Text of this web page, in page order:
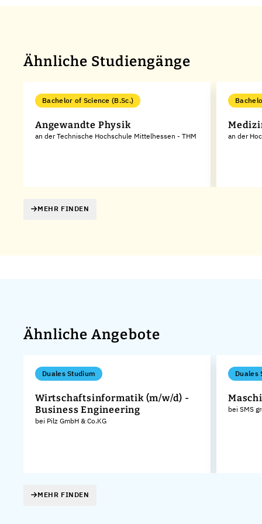
Ähnliche Studiengänge
Bachelor of Science (B.Sc.)
Angewandte Physik
an der Technische Hochschule Mittelhessen - THM an der
MEHR FINDEN
Ähnliche Angebote
Duales Studium
Wirtschaftsinformatik (m/w/d) -
Business Engineering
bei Pilz GmbH & Co.KG
Duales
bei SMS
MEHR FINDEN